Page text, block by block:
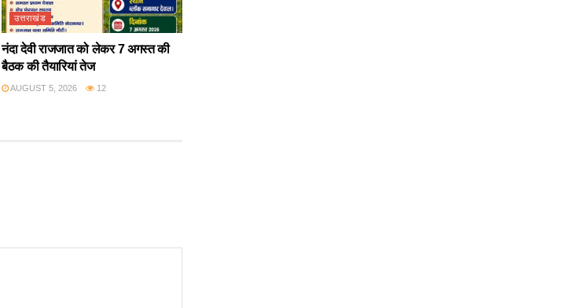
उत्तराखंड
नंदा देवी राजजात को लेकर 7 अगस्त की
बैठक की तैयारियां तेज
AUGUST 5, 2026 12